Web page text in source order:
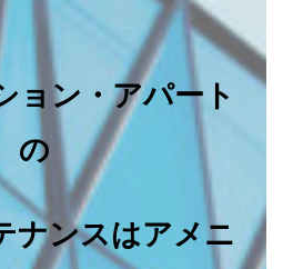
ョン・アパート
の
ナンスはアメニ